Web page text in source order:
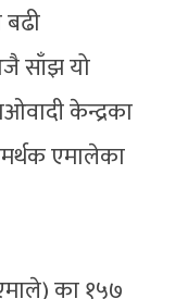
बढी
साँझ यो
केन्द्रका
एमालेका
का १५७